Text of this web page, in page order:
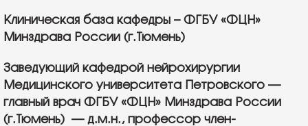
Клиническая база кафедры – ФГБУ «ФЦН»
Минздрава России (г.Тюмень)
Заведующий кафедрой нейрохирургии
Медицинского университета Петровского —
главный врач ФГБУ «ФЦН» Минздрава России
(г.Тюмень) — д.м.н., профессор член-